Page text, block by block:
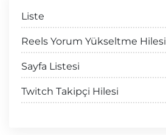
Liste
Reels Yorum Yükseltme Hilesi
Sayfa Listesi
Twitch Takipçi Hilesi